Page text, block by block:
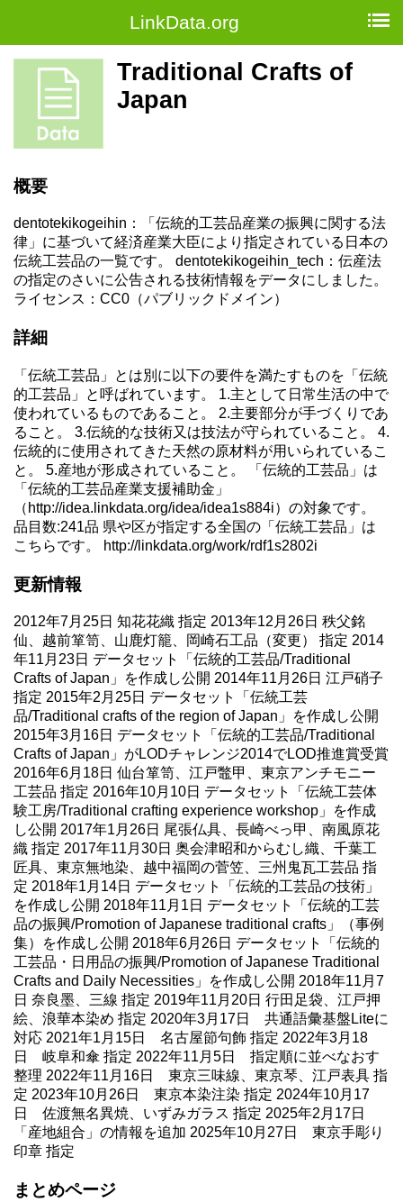
LinkData.org
Traditional Crafts of
Japan
概要
dentotekikogeihin：「伝統的工芸品産業の振興に関する法
律」に基づいて経済産業大臣により指定されている日本の
伝統工芸品の一覧です。 dentotekikogeihin_tech：伝産法
の指定のさいに公告される技術情報をデータにしました。
ライセンス：CC0（パブリックドメイン）
詳細
「伝統工芸品」とは別に以下の要件を満たすものを「伝統
的工芸品」と呼ばれています。 1.主として日常生活の中で
使われているものであること。 2.主要部分が手づくりであ
ること。 3.伝統的な技術又は技法が守られていること。 4.
伝統的に使用されてきた天然の原材料が用いられているこ
と。 5.産地が形成されていること。 「伝統的工芸品」は
「伝統的工芸品産業支援補助金」
（ http://idea.linkdata.org/idea/idea1s884i）の対象です。
品目数:241品 県や区が指定する全国の「伝統工芸品」は
こちらです。
http://linkdata.org/work/rdf1s2802i
更新情報
2012年7月25日 知花花織 指定 2013年12月26日 秩父銘
仙、越前箪笥、山鹿灯籠、岡崎石工品（変更） 指定 2014
年11月23日 データセット「伝統的工芸品/Traditional
Crafts of Japan」を作成し公開 2014年11月26日 江戸硝子
指定 2015年2月25日 データセット「伝統工芸
品/Traditional crafts of the region of Japan」を作成し公開
2015年3月16日 データセット「伝統的工芸品/Traditional
Crafts of Japan」がLODチャレンジ2014でLOD推進賞受賞
2016年6月18日 仙台箪笥、江戸鼈甲、東京アンチモニー
工芸品 指定 2016年10月10日 データセット「伝統工芸体
験工房/Traditional crafting experience workshop」を作成
し公開 2017年1月26日 尾張仏具、長崎べっ甲、南風原花
織 指定 2017年11月30日 奥会津昭和からむし織、千葉工
匠具、東京無地染、越中福岡の菅笠、三州鬼瓦工芸品 指
定 2018年1月14日 データセット「伝統的工芸品の技術」
を作成し公開 2018年11月1日 データセット「伝統的工芸
品の振興/Promotion of Japanese traditional crafts」（事例
集）を作成し公開 2018年6月26日 データセット「伝統的
工芸品・日用品の振興/Promotion of Japanese Traditional
Crafts and Daily Necessities」を作成し公開 2018年11月7
日 奈良墨、三線 指定 2019年11月20日 行田足袋、江戸押
絵、浪華本染め 指定 2020年3月17日 共通語彙基盤Liteに
対応 2021年1月15日 名古屋節句飾 指定 2022年3月18
日 岐阜和傘 指定 2022年11月5日 指定順に並べなおす
整理 2022年11月16日 東京三味線、東京琴、江戸表具 指
定 2023年10月26日 東京本染注染 指定 2024年10月17
日 佐渡無名異焼、いずみガラス 指定 2025年2月17日
「産地組合」の情報を追加 2025年10月27日 東京手彫り
印章 指定
まとめページ